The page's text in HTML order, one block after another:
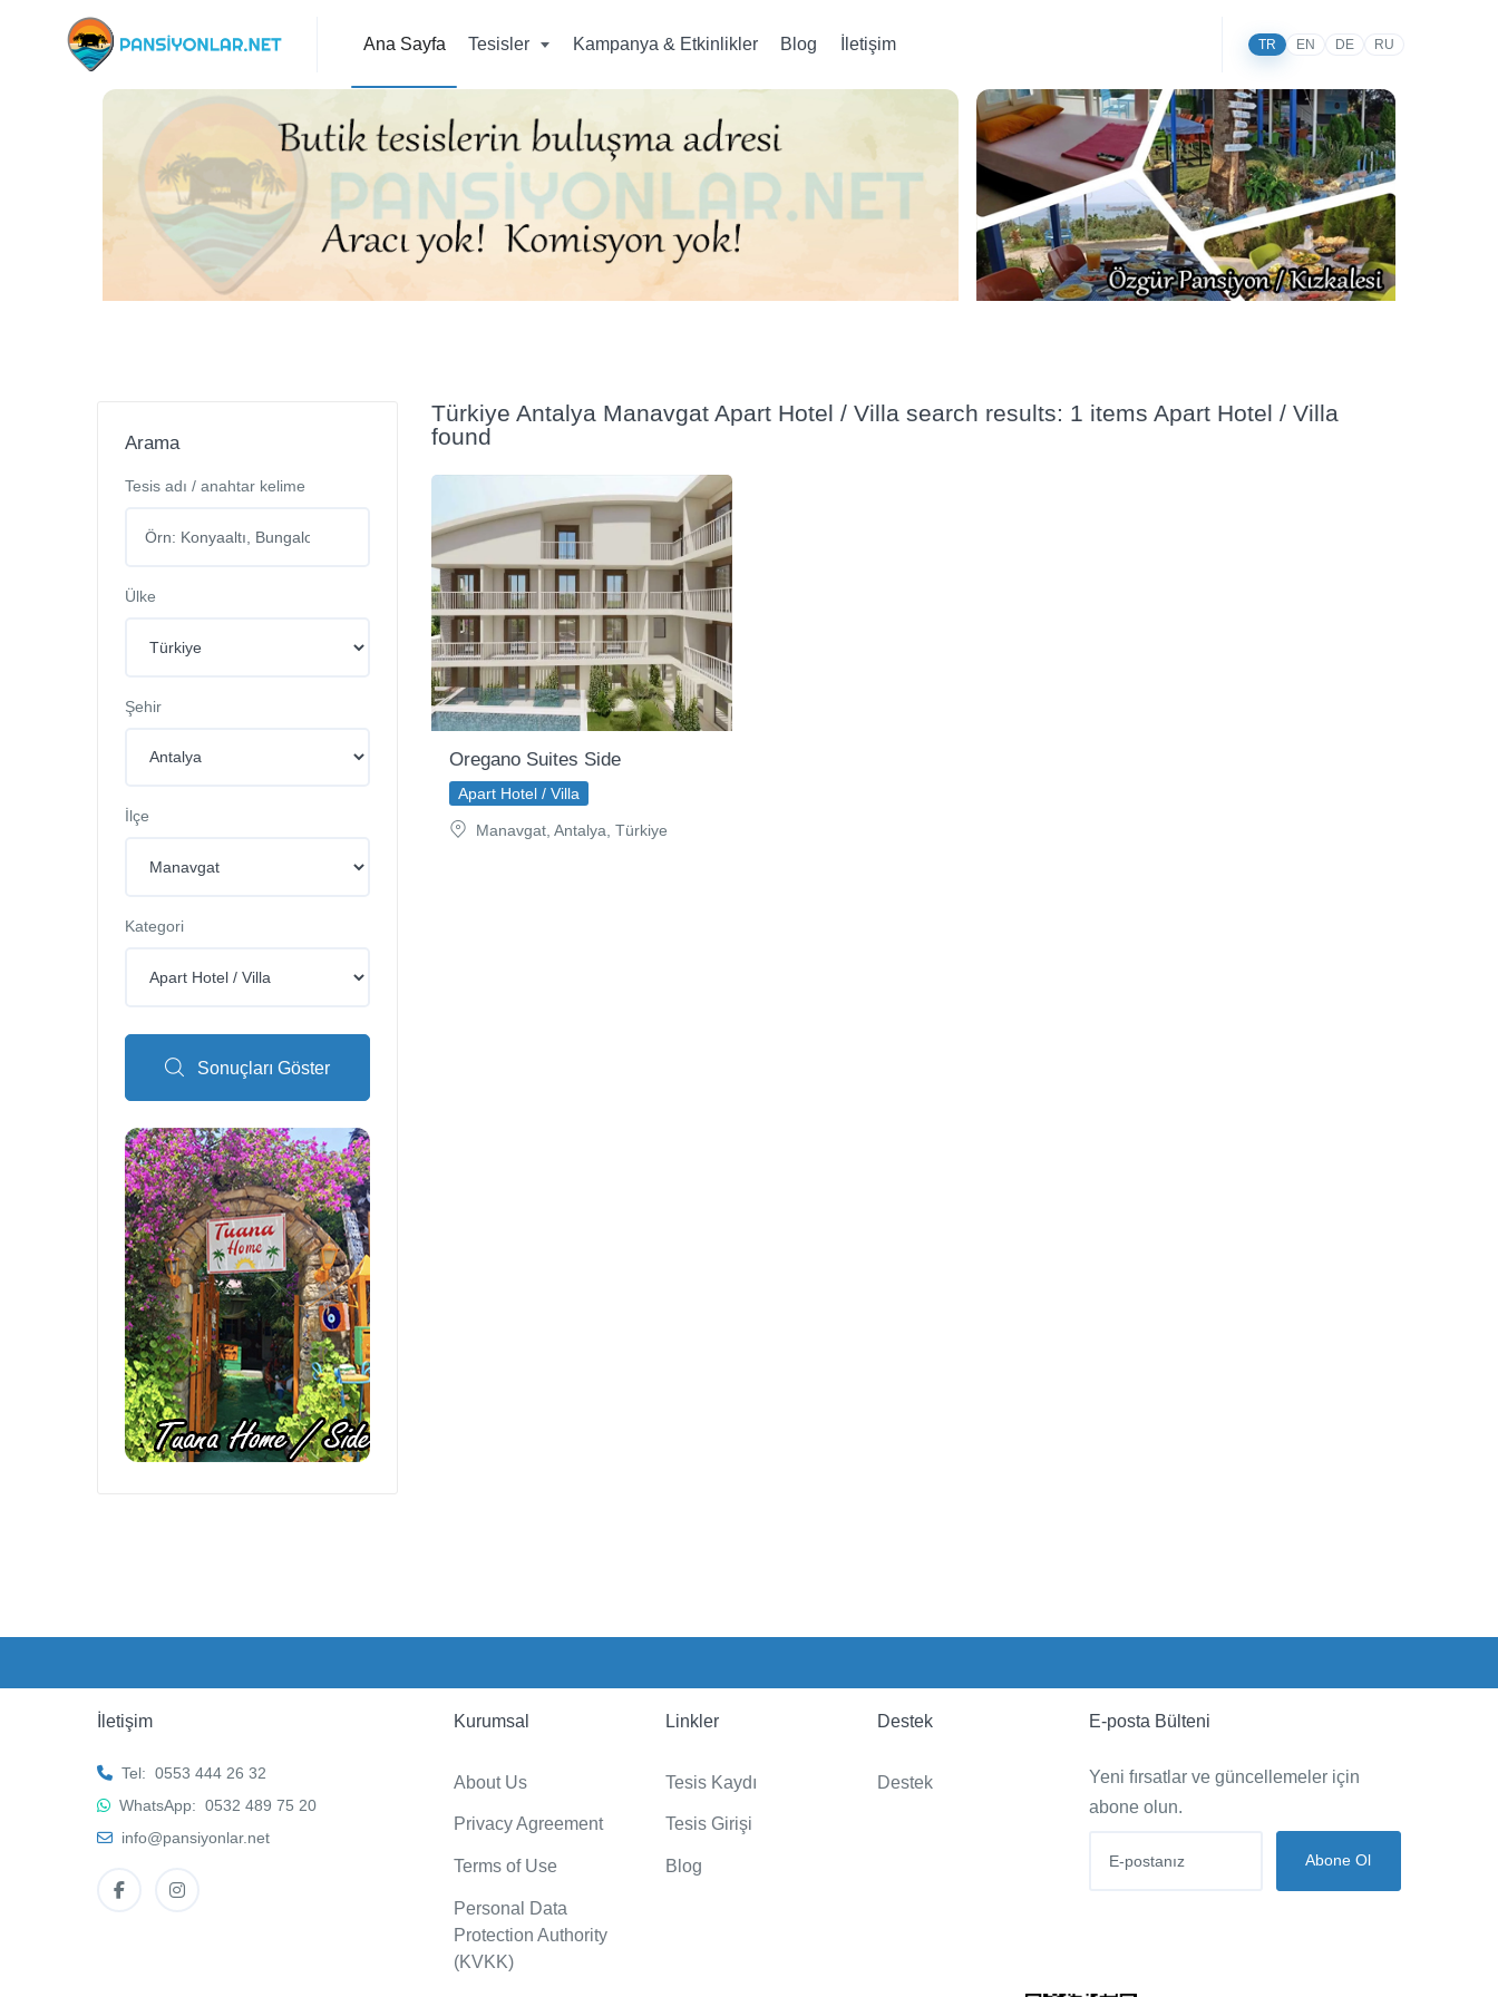
Ana Sayfa Tesisler Kampanya & Etkinlikler Blog İletişim TR EN DE RU
Arama
Tesis adı / anahtar kelime
Ülke
Şehir
İlçe
Kategori
Sonuçları Göster
Türkiye Antalya Manavgat Apart Hotel / Villa search results: 1 items Apart Hotel / Villa
found
Oregano Suites Side
Apart Hotel / Villa
Manavgat, Antalya, Türkiye
İletişim
Tel: 0553 444 26 32
WhatsApp: 0532 489 75 20
info@pansiyonlar.net
Kurumsal
About Us
Privacy Agreement
Terms of Use
Personal Data
Protection Authority
(KVKK)
Linkler
Tesis Kaydı
Tesis Girişi
Blog
Destek
Destek
E-posta Bülteni
Yeni fırsatlar ve güncellemeler için
abone olun.
Abone Ol